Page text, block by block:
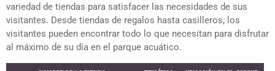
variedad de tiendas para satisfacer las necesidades de sus
visitantes. Desde tiendas de regalos hasta casilleros, los
visitantes pueden encontrar todo lo que necesitan para disfrutar
al máximo de su día en el parque acuático.